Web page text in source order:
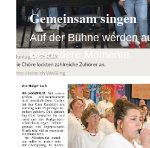
Gemeinsam singen
Auf der Bühne werden
besondere Momente.